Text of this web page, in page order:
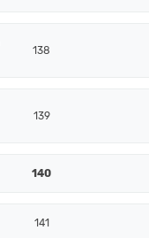
138
139
140
141